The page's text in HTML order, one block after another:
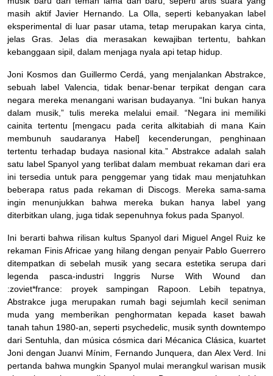
masih aktif Javier Hernando. La Olla, seperti kebanyakan label
eksperimental di luar pasar utama, tetap merupakan karya cinta,
jelas Gras. Jelas dia merasakan kewajiban tertentu, bahkan
kebanggaan sipil, dalam menjaga nyala api tetap hidup.
Joni Kosmos dan Guillermo Cerdá, yang menjalankan Abstrakce,
sebuah label Valencia, tidak benar-benar terpikat dengan cara
negara mereka menangani warisan budayanya. “Ini bukan hanya
dalam musik,” tulis mereka melalui email. “Negara ini memiliki
cainita tertentu [mengacu pada cerita alkitabiah di mana Kain
membunuh saudaranya Habel] kecenderungan, penghinaan
tertentu terhadap budaya nasional kita.” Abstrakce adalah salah
satu label Spanyol yang terlibat dalam membuat rekaman dari era
ini tersedia untuk para penggemar yang tidak mau menjatuhkan
beberapa ratus pada rekaman di Discogs. Mereka sama-sama
ingin menunjukkan bahwa mereka bukan hanya label yang
diterbitkan ulang, juga tidak sepenuhnya fokus pada Spanyol.
Ini berarti bahwa rilisan kultus Spanyol dari Miguel Angel Ruiz ke
rekaman Finis Africae yang hilang dengan penyair Pablo Guerrero
ditempatkan di sebelah musik yang secara estetika serupa dari
legenda pasca-industri Inggris Nurse With Wound dan
:zoviet*france: proyek sampingan Rapoon. Lebih tepatnya,
Abstrakce juga merupakan rumah bagi sejumlah kecil seniman
muda yang memberikan penghormatan kepada kaset bawah
tanah tahun 1980-an, seperti psychedelic, musik synth downtempo
dari Sentuhla, dan música cósmica dari Mécanica Clásica, kuartet
Joni dengan Juanvi Mínim, Fernando Junquera, dan Alex Verd. Ini
pertanda bahwa mungkin Spanyol mulai merangkul warisan musik